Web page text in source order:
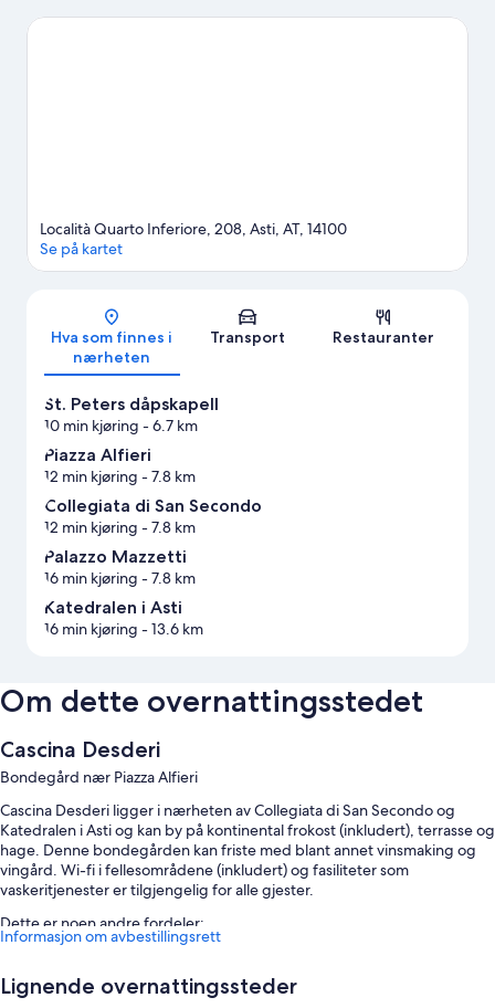
utendørsaktiviteter som turer til fots eller med sykkel mens du er
Kart
Località Quarto Inferiore, 208, Asti, AT, 14100
Se på kartet
Hva som finnes i
nærheten
Transport Restauranter
St. Peters dåpskapell
10 min kjøring - 6.7 km
Piazza Alfieri
12 min kjøring - 7.8 km
Collegiata di San Secondo
12 min kjøring - 7.8 km
Palazzo Mazzetti
16 min kjøring - 7.8 km
Katedralen i Asti
16 min kjøring - 13.6 km
Om dette overnattingsstedet
Cascina Desderi
Bondegård nær Piazza Alfieri
Cascina Desderi ligger i nærheten av Collegiata di San Secondo og
Katedralen i Asti og kan by på kontinental frokost (inkludert), terrasse og
hage. Denne bondegården kan friste med blant annet vinsmaking og
vingård. Wi-fi i fellesområdene (inkludert) og fasiliteter som
vaskeritjenester er tilgjengelig for alle gjester.
Dette er noen andre fordeler:
Selvbetjent parkering (inkludert)
Informasjon om avbestillingsrett
Lignende overnattingssteder